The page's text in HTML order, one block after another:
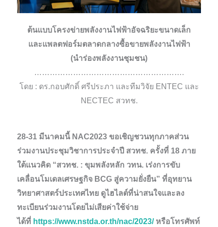
ต้นแบบโครงข่ายพลังงานไฟฟ้าอัจฉริยะขนาดเล็ก
และแพลตฟอร์มตลาดกลางซื้อขายพลังงานไฟฟ้า
(นำร่องพลังงานชุมชน)
………………………………………………….
โดย : ดร.กอบศักดิ์ ศรีประภา และทีมวิจัย ENTEC และ
NECTEC สวทช.
28-31 มีนาคมนี้ NAC2023 ขอเชิญชวนทุกภาคส่วน
ร่วมงานประชุมวิชาการประจำปี สวทช. ครั้งที่ 18 ภาย
ใต้แนวคิด “สวทช. : ขุมพลังหลัก วทน. เร่งการขับ
เคลื่อนโมเดลเศรษฐกิจ BCG สู่ความยั่งยืน” ที่อุทยาน
วิทยาศาสตร์ประเทศไทย ดูไฮไลต์ที่น่าสนใจและลง
ทะเบียนร่วมงานโดยไม่เสียค่าใช้จ่าย
ได้ที่ https://www.nstda.or.th/nac/2023/หรือโทรศัพท์